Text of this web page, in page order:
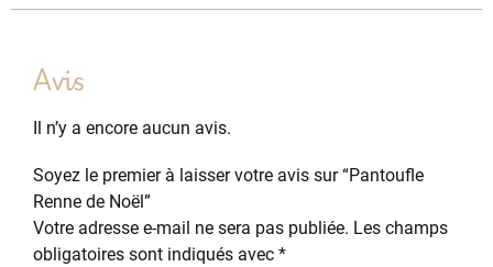
Avis
Il n’y a encore aucun avis.
Soyez le premier à laisser votre avis sur “Pantoufle
Renne de Noël”
Votre adresse e-mail ne sera pas publiée. Les champs
obligatoires sont indiqués avec *